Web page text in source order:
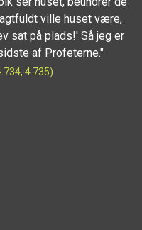
ville huset være,
sat på plads!' Så jeg er
af Profeterne."
4.735)